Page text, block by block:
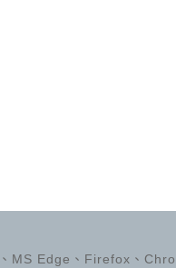
MS Edge、Firefox、